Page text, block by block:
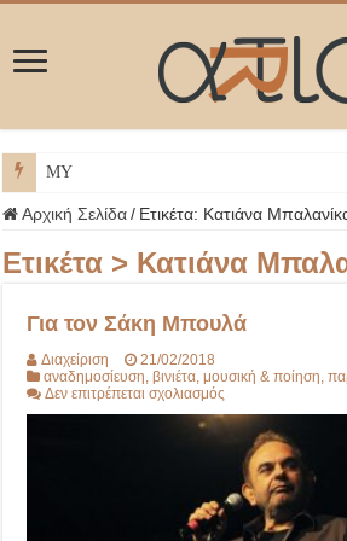
ΜΥΚΟΝΟ
Αρχική Σελίδα / Ετικέτα: Κατιάνα
Ετικέτα > Κατιάνα
Για τον Σάκη Μπουλά
Διαχείριση
21/02/2018
αναδημοσίευση ,βινιέτα ,μουσική & ποίηση ,
Δεν επιτρέπεται σχολιασμός
τον
Σάκη
Μπουλά